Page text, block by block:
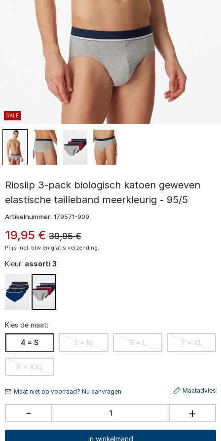
SALE
Rioslip 3-pack biologisch katoen geweven
elastische tailleband meerkleurig - 95/5
Artikelnummer: 179571-909
19,95 € 39,95 €
Prijs incl. btw en gratis verzending.
Kleur: assorti 3
Kies de maat:
4 = S 5 = M 6 = L 7 = XL
8 = XXL
Maat niet op voorraad? Nu aanvragen Maatadvies
- +
in winkelmand